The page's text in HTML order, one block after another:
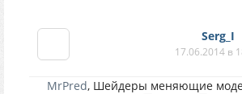
Serg_I
17.06.2014 в
MrPred, Шейдеры меняющие